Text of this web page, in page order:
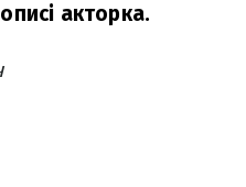
акторка.